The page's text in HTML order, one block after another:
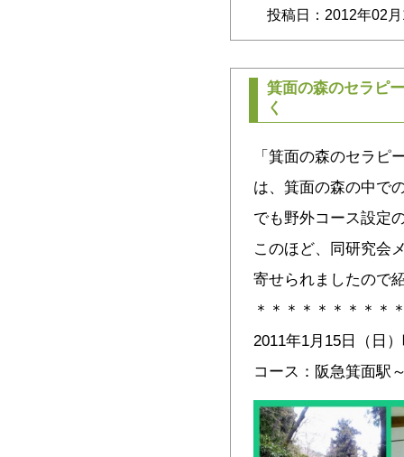
投稿日：2012年02
箕面の森のセラピ
く
「箕面の森のセラピ
は、箕面の森の中で
でも野外コース設定
このほど、同研究会
寄せられましたので
＊＊＊＊＊＊＊＊＊
2011年1月15日（日
コース：阪急箕面駅